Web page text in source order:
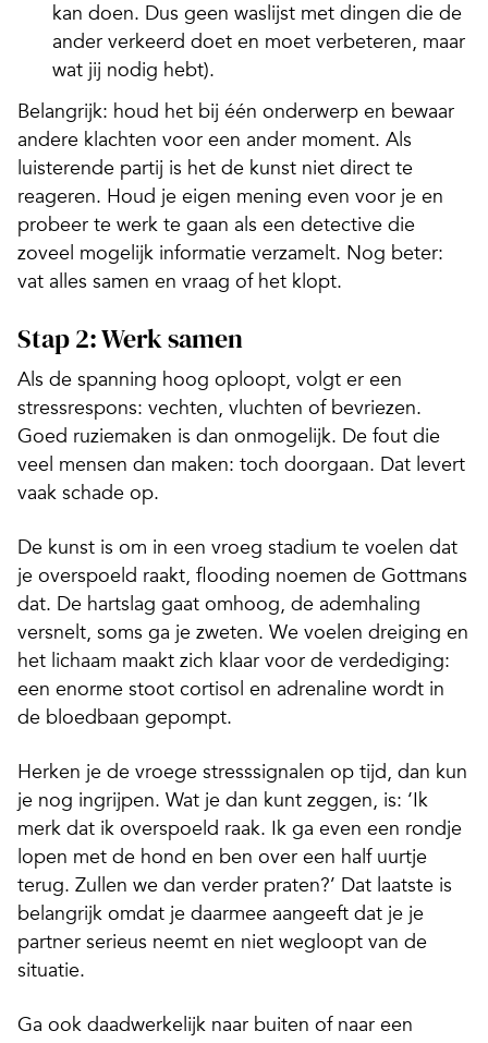
kan doen. Dus geen waslijst met dingen die de
ander verkeerd doet en moet verbeteren, maar
wat jij nodig hebt).
Belangrijk: houd het bij één onderwerp en bewaar
andere klachten voor een ander moment. Als
luisterende partij is het de kunst niet direct te
reageren. Houd je eigen mening even voor je en
probeer te werk te gaan als een detective die
zoveel mogelijk informatie verzamelt. Nog beter:
vat alles samen en vraag of het klopt.
Stap 2: Werk samen
Als de spanning hoog oploopt, volgt er een
stressrespons: vechten, vluchten of bevriezen.
Goed ruziemaken is dan onmogelijk. De fout die
veel mensen dan maken: toch doorgaan. Dat levert
vaak schade op.
De kunst is om in een vroeg stadium te voelen dat
je overspoeld raakt, flooding noemen de Gottmans
dat. De hartslag gaat omhoog, de ademhaling
versnelt, soms ga je zweten. We voelen dreiging en
het lichaam maakt zich klaar voor de verdediging:
een enorme stoot cortisol en adrenaline wordt in
de bloedbaan gepompt.
Herken je de vroege stresssignalen op tijd, dan kun
je nog ingrijpen. Wat je dan kunt zeggen, is: ‘Ik
merk dat ik overspoeld raak. Ik ga even een rondje
lopen met de hond en ben over een half uurtje
terug. Zullen we dan verder praten?’ Dat laatste is
belangrijk omdat je daarmee aangeeft dat je je
partner serieus neemt en niet wegloopt van de
situatie.
Ga ook daadwerkelijk naar buiten of naar een